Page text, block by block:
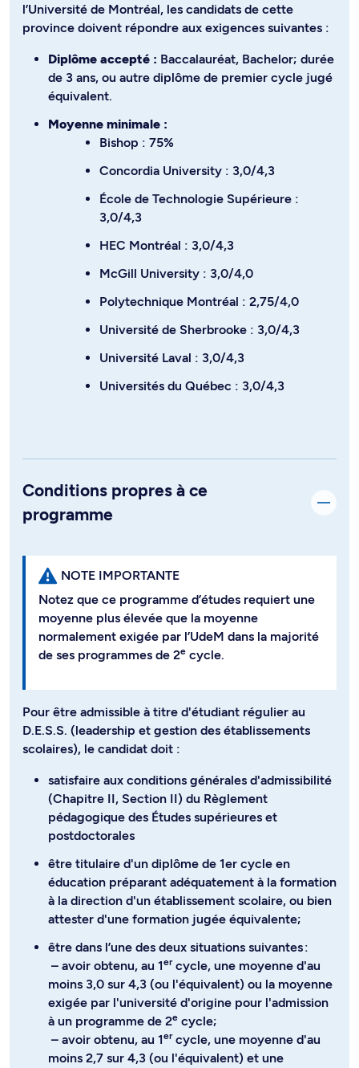
l’Université de Montréal, les candidats de cette
province doivent répondre aux exigences suivantes :
Diplôme accepté : Baccalauréat, Bachelor; durée
de 3 ans, ou autre diplôme de premier cycle jugé
équivalent.
Moyenne minimale :
Bishop : 75%
Concordia University : 3,0/4,3
École de Technologie Supérieure :
3,0/4,3
HEC Montréal : 3,0/4,3
McGill University : 3,0/4,0
Polytechnique Montréal : 2,75/4,0
Université de Sherbrooke : 3,0/4,3
Université Laval : 3,0/4,3
Universités du Québec : 3,0/4,3
Conditions propres à ce
programme
NOTE IMPORTANTE
Notez que ce programme d’études requiert une
moyenne plus élevée que la moyenne
normalement exigée par l’UdeM dans la majorité
de ses programmes de 2e cycle.
Pour être admissible à titre d'étudiant régulier au
D.E.S.S. (leadership et gestion des établissements
scolaires), le candidat doit :
satisfaire aux conditions générales d'admissibilité
(Chapitre II, Section II) du Règlement
pédagogique des Études supérieures et
postdoctorales
être titulaire d'un diplôme de 1er cycle en
éducation préparant adéquatement à la formation
à la direction d'un établissement scolaire, ou bien
attester d'une formation jugée équivalente;
être dans l’une des deux situations suivantes :
– avoir obtenu, au 1ercycle, une moyenne d'au
moins 3,0 sur 4,3 (ou l'équivalent) ou la moyenne
exigée par l'université d'origine pour l'admission
à un programme de 2e cycle;
– avoir obtenu, au 1ercycle, une moyenne d'au
moins 2,7 sur 4,3 (ou l'équivalent) et une